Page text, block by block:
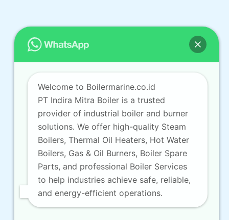
Welcome to Boilermarine.co.id
PT Indira Mitra Boiler is a trusted
provider of industrial boiler and burner
solutions. We offer high-quality Steam
Boilers, Thermal Oil Heaters, Hot Water
Boilers, Gas & Oil Burners, Boiler Spare
Parts, and professional Boiler Services
to help industries achieve safe, reliable,
and energy-efficient operations.